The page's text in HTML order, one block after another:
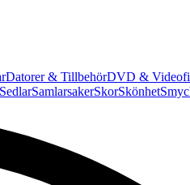
Datorer & TillbehörDVD &
SamlarsakerSkorSkönhet